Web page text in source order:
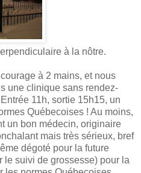
à la nôtre.
à 2 mains, et nous
une clinique sans rendez-
11h, sortie 15h15, un
Québecoises ! Au moins,
un bon médecin, originaire
mais très sérieux, bref
dégoté pour la future
le suivi de grossesse) pour la